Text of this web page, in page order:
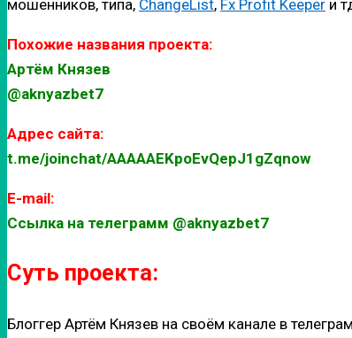
мошенников, типа, ChangeList, Fx Profit Keeper и
Похожие названия проекта:
Артём Князев
@aknyazbet7
Адрес сайта:
t.me/joinchat/AAAAAEKpoEvQepJ1gZqnow
E-mail:
Ссылка на телеграмм @aknyazbet7
Суть проекта:
Блоггер Артём Князев на своём канале в